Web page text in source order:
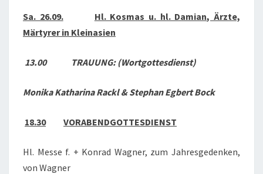
Sa. 26.09.
Hl. Kosmas u. hl. Damian, Ärzte,
Märtyrer in Kleinasien
13.00 TRAUUNG: (Wortgottesdienst)
Monika Katharina Rackl &Stephan Egbert Bock
18.30 VORABENDGOTTESDIENST
Hl. Messe f. + Konrad Wagner, zum Jahresgedenken,
von Wagner